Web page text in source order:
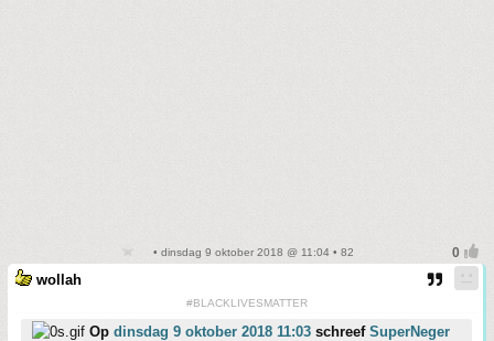
• dinsdag 9 oktober 2018 @ 11:04 • 82
wollah
#BLACKLIVESMATTER
Op dinsdag 9 oktober 2018 11:03 schreef SuperNeger